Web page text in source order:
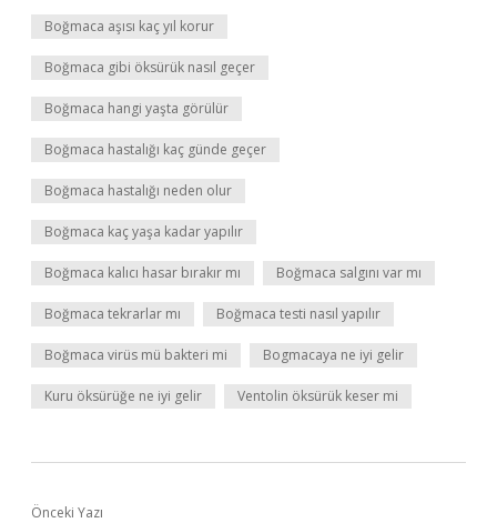
Boğmaca aşısı kaç yıl korur
Boğmaca gibi öksürük nasıl geçer
Boğmaca hangi yaşta görülür
Boğmaca hastalığı kaç günde geçer
Boğmaca hastalığı neden olur
Boğmaca kaç yaşa kadar yapılır
Boğmaca kalıcı hasar bırakır mı Boğmaca salgını var mı
Boğmaca tekrarlar mı Boğmaca testi nasıl yapılır
Boğmaca virüs mü bakteri mi Bogmacaya ne iyi gelir
Kuru öksürüğe ne iyi gelir Ventolin öksürük keser mi
Önceki Yazı